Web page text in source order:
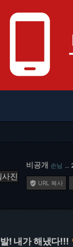
phone_android
비공개 손님 …
 URL 복사
! 내가 해냈다!!!